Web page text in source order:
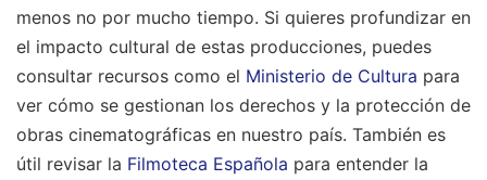
menos no por mucho tiempo. Si quieres profundizar en
el impacto cultural de estas producciones, puedes
consultar recursos como el Ministerio de Cultura para
ver cómo se gestionan los derechos y la protección de
obras cinematográficas en nuestro país. También es
útil revisar la Filmoteca Española para entender la